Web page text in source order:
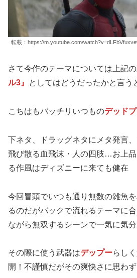
転載：https://m.youtube.com/
さて今作のテーマについては上記
ル3』
としてはどうだったかと言う
こちはもバッチリいつものデッド
下ネタ、ドラッグネタにメタ発言
飛び散る血飛沫・人の四肢…お上
る作風はディズニーに来ても健在
今回冒頭でいつも通り無数の雑魚
るのだがバックで流れるテーマに
ながら無双するシーンで一気に気
その際に使う武器はデップーらし
開！不謹慎だがその爽快さに思わ